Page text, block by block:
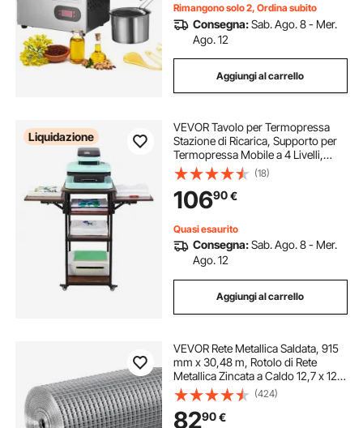
Rimangono solo 2, Ordina subito
Consegna:Sab. Ago. 8 - Mer.
Ago. 12
Aggiungi al carrello
Liquidazione
VEVOR Tavolo per Termopressa
Stazione di Ricarica, Supporto per
Termopressa Mobile a 4 Livelli,
Supporto per Stampante a Caldo
Pieghevole con Ruote, Banco da
Lavoro in Metallo Rotante, Marrone
(18)
10690€
Quasi esaurito
Consegna:Sab. Ago. 8 - Mer.
Ago. 12
Aggiungi al carrello
VEVOR Rete Metallica Saldata, 915
mm x 30,48 m, Rotolo di Rete
Metallica Zincata a Caldo 12,7 x 12,7
mm Maglia Calibro 19 Recinzione in
Filo per Polli per Gabbie per Conigli,
Giardino
(424)
8290€